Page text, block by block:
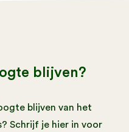
blijven?
blijven van het
Schrijf je hier in voor